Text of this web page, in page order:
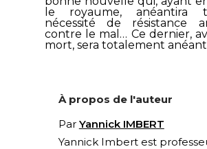
le royaume, anéantira
nécessité de résistance
contre le mal… Ce dernier,
mort, sera totalement
À propos de l'auteur
Par Yannick IMBERT
Yannick Imbert est